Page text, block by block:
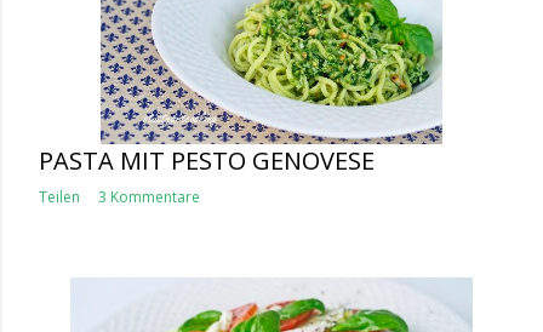
PASTA MIT PESTO GENOVESE
Teilen 3 Kommentare